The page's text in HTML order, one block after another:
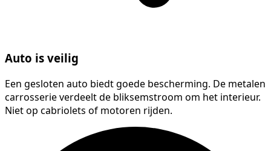
Auto is veilig
Een gesloten auto biedt goede bescherming. De metalen
carrosserie verdeelt de bliksemstroom om het interieur.
Niet op cabriolets of motoren rijden.